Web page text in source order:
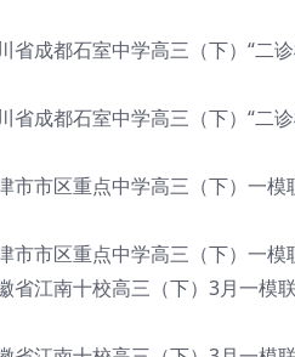
成都石室中学高三（下）“二
成都石室中学高三（下）“二
市区重点中学高三（下）一模
市区重点中学高三（下）一
江南十校高三（下）3月一模